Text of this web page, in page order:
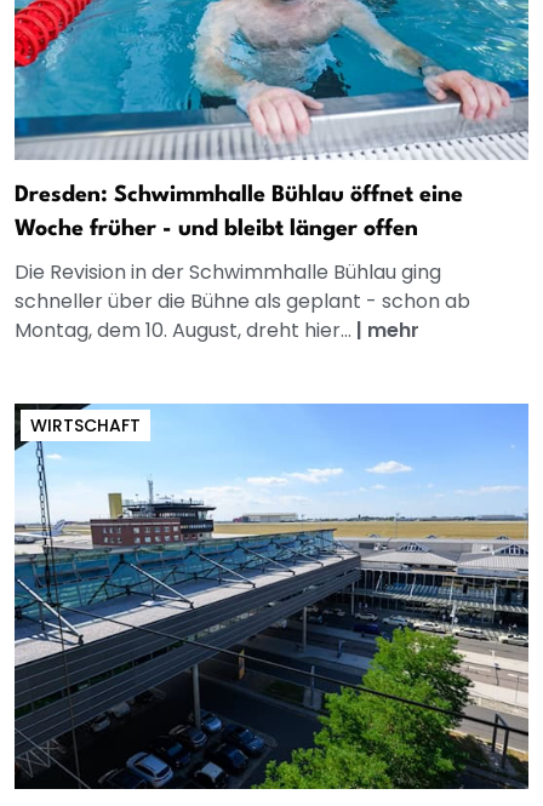
Dresden: Schwimmhalle Bühlau öffnet eine
Woche früher - und bleibt länger offen
Die Revision in der Schwimmhalle Bühlau ging
schneller über die Bühne als geplant - schon ab
Montag, dem 10. August, dreht hier... | mehr
WIRTSCHAFT